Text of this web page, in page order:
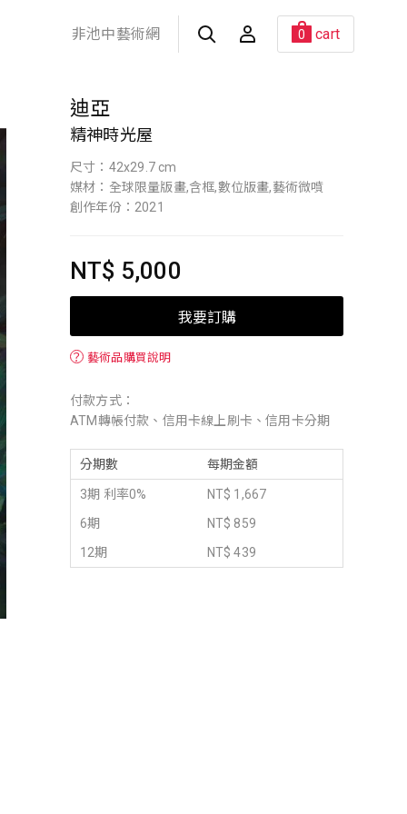
非池中藝術網 0 cart
迪亞
精神時光屋
尺寸：42x29.7 cm
媒材：全球限量版畫,含框,數位版畫,藝術微噴
創作年份：2021
NT$ 5,000
我要訂購
？ 藝術品購買說明
付款方式：
ATM轉帳付款、信用卡線上刷卡、信用卡分期
分期數 每期金額
3期 利率0%
NT$ 1,667
6期
NT$ 859
12期
NT$ 439